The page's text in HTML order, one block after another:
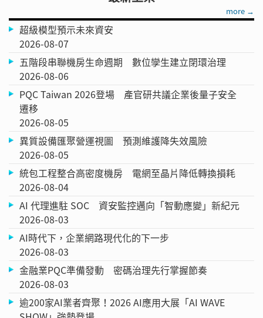
more →
超級模型預示未來資安
2026-08-07
五階段串聯機房生命週期 數位孿生建立閉環治理
2026-08-06
PQC Taiwan 2026登場 產官研共議企業後量子安全
遷移
2026-08-05
異質設備匯聚營運視圖 預測維護降失效風險
2026-08-05
統包工程整合高密度機房 電網至晶片降低轉換損耗
2026-08-04
AI 代理進駐 SOC 資安監控邁向「智動應變」新紀元
2026-08-03
AI時代下，企業網路現代化的下一步
2026-08-03
金融業PQC準備發動 密碼治理先行掌握節奏
2026-08-03
逾200家AI業者齊聚！2026 AI應用大展「AI WAVE